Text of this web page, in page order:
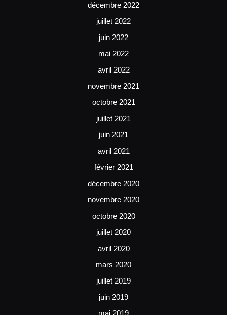
décembre 2022
juillet 2022
juin 2022
mai 2022
avril 2022
novembre 2021
octobre 2021
juillet 2021
juin 2021
avril 2021
février 2021
décembre 2020
novembre 2020
octobre 2020
juillet 2020
avril 2020
mars 2020
juillet 2019
juin 2019
mai 2019